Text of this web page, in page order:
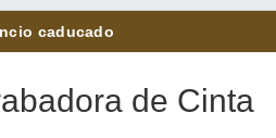
caducado
de Cinta